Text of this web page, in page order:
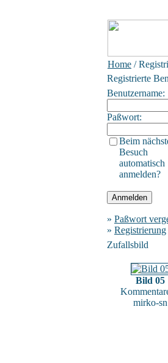
Home /
Registrierte
Benutzername:
Paßwort:
Beim
Besuch
automatisch
anmelden?
» Paßwort
» Registrierung
Zufallsbild
Bild 05
mirko-sn